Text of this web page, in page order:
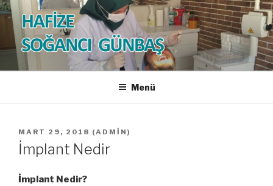
İçeriğe
geç
HAFİZE SOĞANCI GÜNBAŞ
Diş Hekimi
Menü
YAYIM
TARIHI
MART 29, 2018 (ADMIN )
İmplant Nedir
İmplant Nedir?